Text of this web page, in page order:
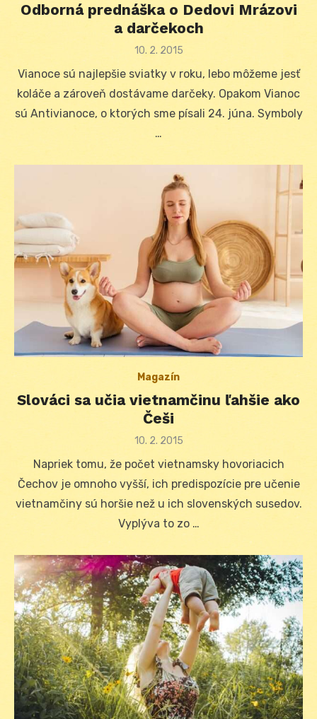
Odborná prednáška o Dedovi Mrázovi
a darčekoch
Posted
10. 2. 2015
Vianoce sú najlepšie sviatky v roku, lebo môžeme jesť
koláče a zároveň dostávame darčeky. Opakom Vianoc
sú Antivianoce, o ktorých sme písali 24. júna. Symboly
…
Magazín
Slováci sa učia vietnamčinu ľahšie ako
Češi
Posted
10. 2. 2015
Napriek tomu, že počet vietnamsky hovoriacich
Čechov je omnoho vyšší, ich predispozície pre učenie
vietnamčiny sú horšie než u ich slovenských susedov.
Vyplýva to zo …